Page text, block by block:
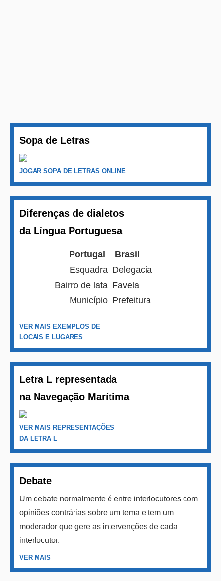
Sopa de Letras
JOGAR SOPA DE LETRAS ONLINE
Diferenças de dialetos
da Língua Portuguesa
Portugal
Brasil
Esquadra Delegacia
Bairro de lata Favela
Município Prefeitura
VER MAIS EXEMPLOS DE
LOCAIS E LUGARES
Letra L representada
na Navegação Marítima
VER MAIS REPRESENTAÇÕES
DA LETRA L
Debate
Um debate normalmente é entre interlocutores com
opiniões contrárias sobre um tema e tem um
moderador que gere as intervenções de cada
interlocutor.
VER MAIS